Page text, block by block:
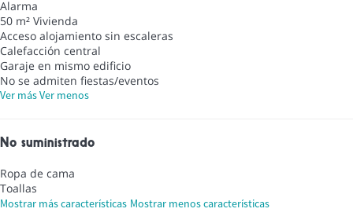
Alarma
50 m² Vivienda
Acceso alojamiento sin escaleras
Calefacción central
Garaje en mismo edificio
No se admiten fiestas/eventos
Ver másVer menos
No suministrado
Ropa de cama
Toallas
Mostrar más características Mostrar menos características